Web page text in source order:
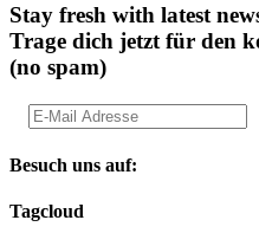
Stay fresh with latest
Trage dich jetzt für den
(no spam)
Besuch uns auf:
Tagcloud